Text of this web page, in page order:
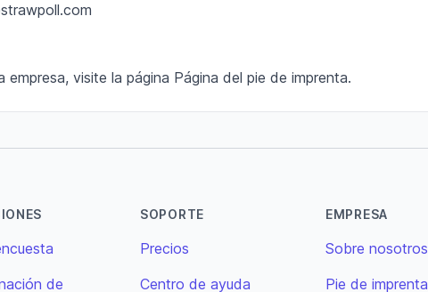
empresa, visite la página Página del pie de imprenta.
de
SOPORTE
Precios
Centro de ayuda
EMPRESA
Sobre nosotros
Pie de imprenta